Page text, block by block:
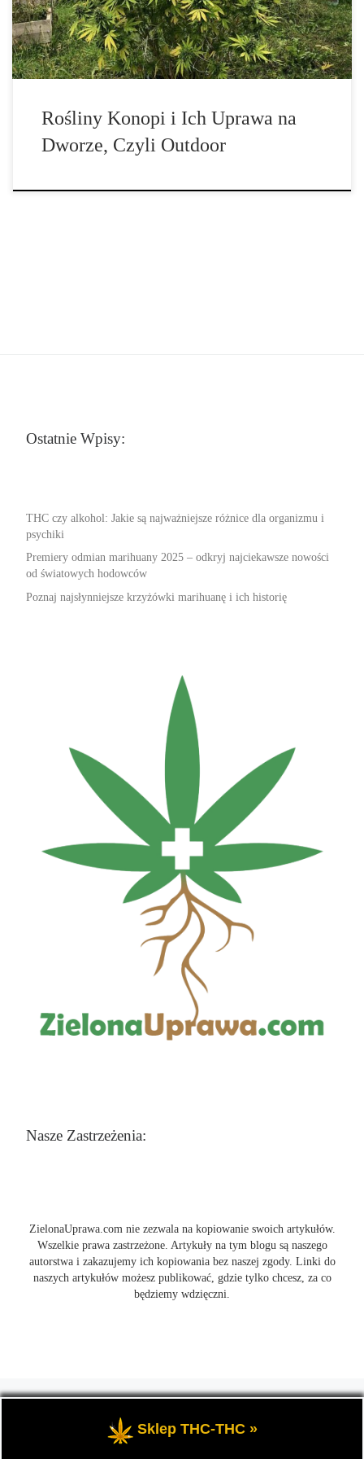
hodowców na różnych poziomach zaawansowania. Uprawa konopi
[…]
Rośliny Konopi i Ich Uprawa na
Dworze, Czyli Outdoor
Ostatnie Wpisy:
THC czy alkohol: Jakie są najważniejsze różnice dla organizmu i
psychiki
Premiery odmian marihuany 2025 – odkryj najciekawsze nowości
od światowych hodowców
Poznaj najsłynniejsze krzyżówki marihuanę i ich historię
Nasze Zastrzeżenia:
ZielonaUprawa.com nie zezwala na kopiowanie swoich artykułów.
Wszelkie prawa zastrzeżone. Artykuły na tym blogu są naszego
autorstwa i zakazujemy ich kopiowania bez naszej zgody. Linki do
naszych artykułów możesz publikować, gdzie tylko chcesz, za co
będziemy wdzięczni.
wszystko o uprawie i hodowli marihunay, roślin konopi indoor
oraz outdoor.
Sklep THC-THC »